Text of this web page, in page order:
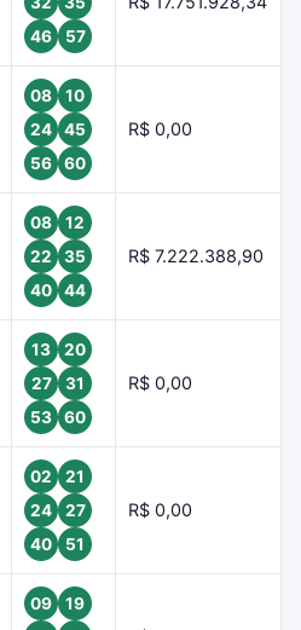
46
57
08
10
24
45
56
60
R$ 0,00
08
12
22
35
40
44
R$ 7.222.388,90
13
20
27
31
53
60
R$ 0,00
02
21
24
27
40
51
R$ 0,00
09
19